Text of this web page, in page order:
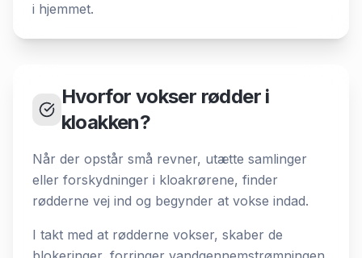
i hjemmet.
Hvorfor vokser rødder i
kloakken?
Når der opstår små revner, utætte samlinger
eller forskydninger i kloakrørene, finder
rødderne vej ind og begynder at vokse indad.
I takt med at rødderne vokser, skaber de